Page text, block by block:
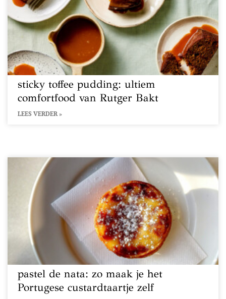
sticky toffee pudding: ultiem
comfortfood van Rutger Bakt
LEES VERDER »
pastel de nata: zo maak je het
Portugese custardtaartje zelf